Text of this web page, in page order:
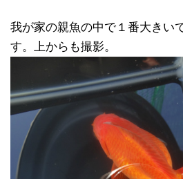
我が家の親魚の中で１番大きい
す。上からも撮影。